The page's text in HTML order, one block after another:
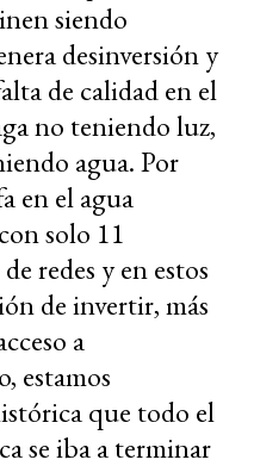
siendo
desinversión y
de calidad en el
no teniendo luz,
agua. Por
en el agua
solo 11
redes y en estos
de invertir, más
a
estamos
que todo el
se iba a terminar